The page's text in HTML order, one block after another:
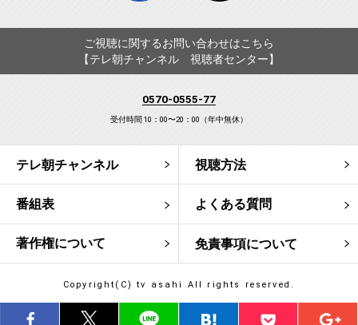
シェア ツイート
ご視聴に関するお問い合わせはこちら
【テレ朝チャンネル 視聴者センター】
0570-0555-77
受付時間 10：00〜20：00（年中無休）
テレ朝チャンネル 視聴方法
番組表 よくある質問
著作権について 免責事項について
Copyright(C) tv asahi All rights reserved.